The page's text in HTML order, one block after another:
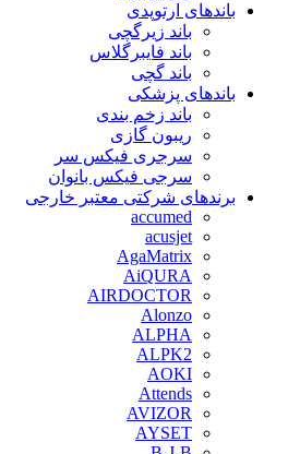
باندهای ارتوپدی
باند زیرگچی
باند فایبرگلاس
باند گچی
باندهای پزشکی
باند زخم بندی
ریبون گازی
سرجری فیکس سر
سرجی فیکس بانوان
برندهای شرکتی معتبر خارجی
accumed
acusjet
AgaMatrix
AiQURA
AIRDOCTOR
Alonzo
ALPHA
ALPK2
AOKI
Attends
AVIZOR
AYSET